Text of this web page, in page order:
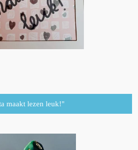
maakt lezen leuk!"